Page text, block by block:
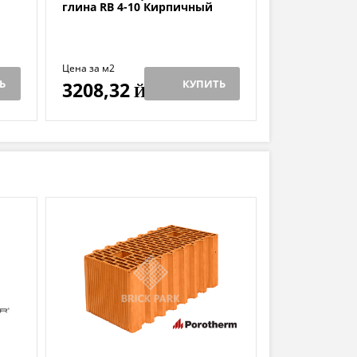
глина RB 4-10 Кирпичный
Цена за м2
3208,32Й КУПИТЬ